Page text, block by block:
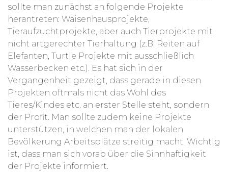
sollte man zunächst an folgende Projekte
herantreten: Waisenhausprojekte,
Tieraufzuchtprojekte, aber auch Tierprojekte mit
nicht artgerechter Tierhaltung (z.B. Reiten auf
Elefanten, Turtle Projekte mit ausschließlich
Wasserbecken etc.). Es hat sich in der
Vergangenheit gezeigt, dass gerade in diesen
Projekten oftmals nicht das Wohl des
Tieres/Kindes etc. an erster Stelle steht, sondern
der Profit. Man sollte zudem keine Projekte
unterstützen, in welchen man der lokalen
Bevölkerung Arbeitsplätze streitig macht. Wichtig
ist, dass man sich vorab über die Sinnhaftigkeit
der Projekte informiert.